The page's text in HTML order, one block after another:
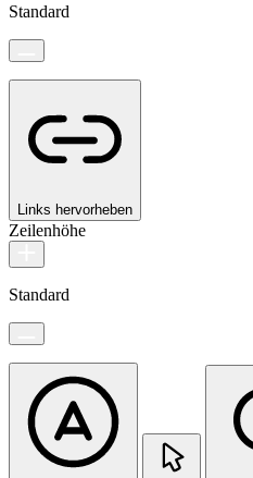
Standard
Links hervorheben
Zeilenhöhe
Standard